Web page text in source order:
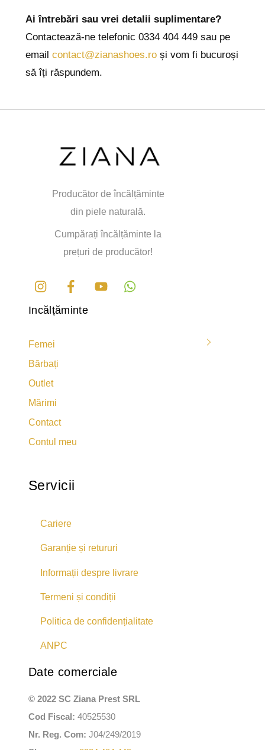
Ai întrebări sau vrei detalii suplimentare?
Contactează-ne telefonic 0334 404 449 sau pe
email contact@zianashoes.roși vom fi bucuroși
să îți răspundem.
Producător de încălțăminte
din piele naturală.
Cumpărați încălțăminte la
prețuri de producător!
InstagramFacebookYoutube
Incălțăminte
Femei
Bărbați
Outlet
Mărimi
Contact
Contul meu
Servicii
Cariere
Garanție și retururi
Informații despre livrare
Termeni și condiții
Politica de confidențialitate
ANPC
Date comerciale
© 2022 SC Ziana Prest SRL
Cod Fiscal: 40525530
Nr. Reg. Com: J04/249/2019